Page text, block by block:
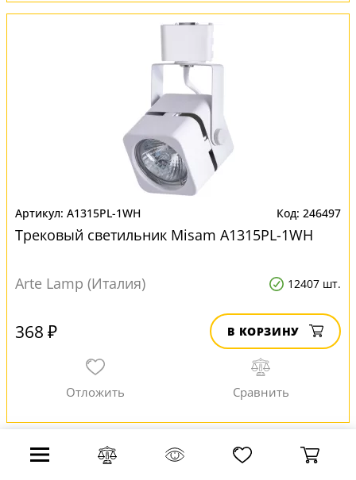
A1315PL-1WH 246497
Трековый светильник Misam A1315PL-1WH
Arte Lamp (Италия) 12407 шт.
368 ₽ В КОРЗИНУ